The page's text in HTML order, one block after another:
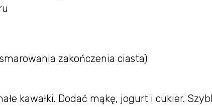
zakończenia ciasta)
kawałki. Dodać mąkę, jogurt i cukier.